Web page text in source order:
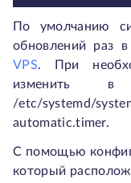
По умолчанию
обновлений раз
VPS. При
изменить в
/etc/systemd/
automatic.timer.
С помощью
который